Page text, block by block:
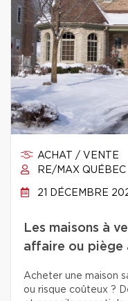
ACHAT / VENTE
RE/MAX QUÉBEC
21 DÉCEMBRE
Les maisons à
affaire ou piège
Acheter une maison
ou risque coûteux ?